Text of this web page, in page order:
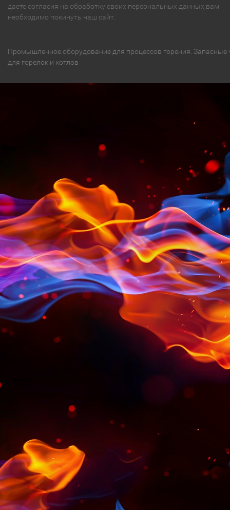
даете согласия на обработку своих персональных данных,вам
необходимо покинуть наш сайт.
Промышленное оборудование для процессов горения. Запасные
для горелок и котлов